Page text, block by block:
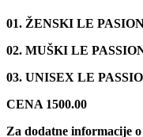
01. ŽENSKI LE
02. MUŠKI LE
03. UNISEX LE
CENA 1500.00
Za dodatne informacije